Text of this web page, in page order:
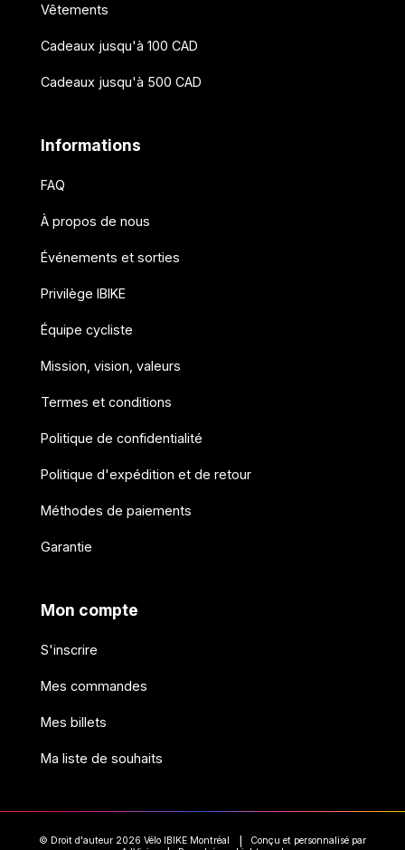
Vêtements
Cadeaux jusqu'à 100 CAD
Cadeaux jusqu'à 500 CAD
Informations
FAQ
À propos de nous
Événements et sorties
Privilège IBIKE
Équipe cycliste
Mission, vision, valeurs
Termes et conditions
Politique de confidentialité
Politique d'expédition et de retour
Méthodes de paiements
Garantie
Mon compte
S'inscrire
Mes commandes
Mes billets
Ma liste de souhaits
© Droit d'auteur 2026 Vélo IBIKE Montréal
Conçu et personnalisé par